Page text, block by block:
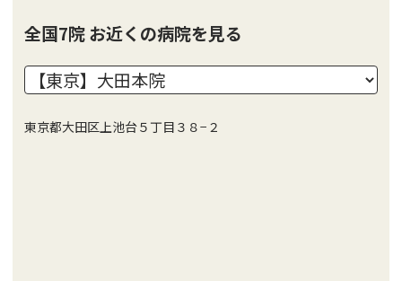
全国7院 お近くの病院を見る
東京都大田区上池台５丁目３８−２